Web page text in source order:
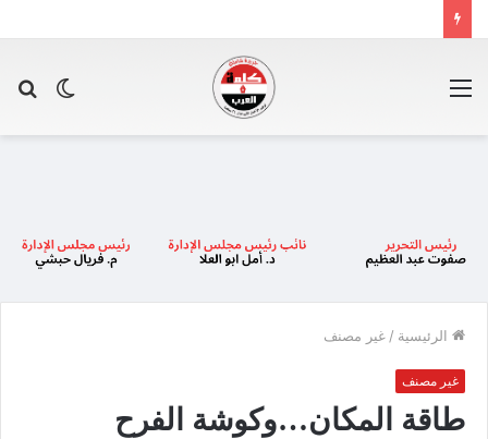
الوضع
الرئيسية / غير مصنف
غير مصنف
طاقة المكان…وكوشة الفرح